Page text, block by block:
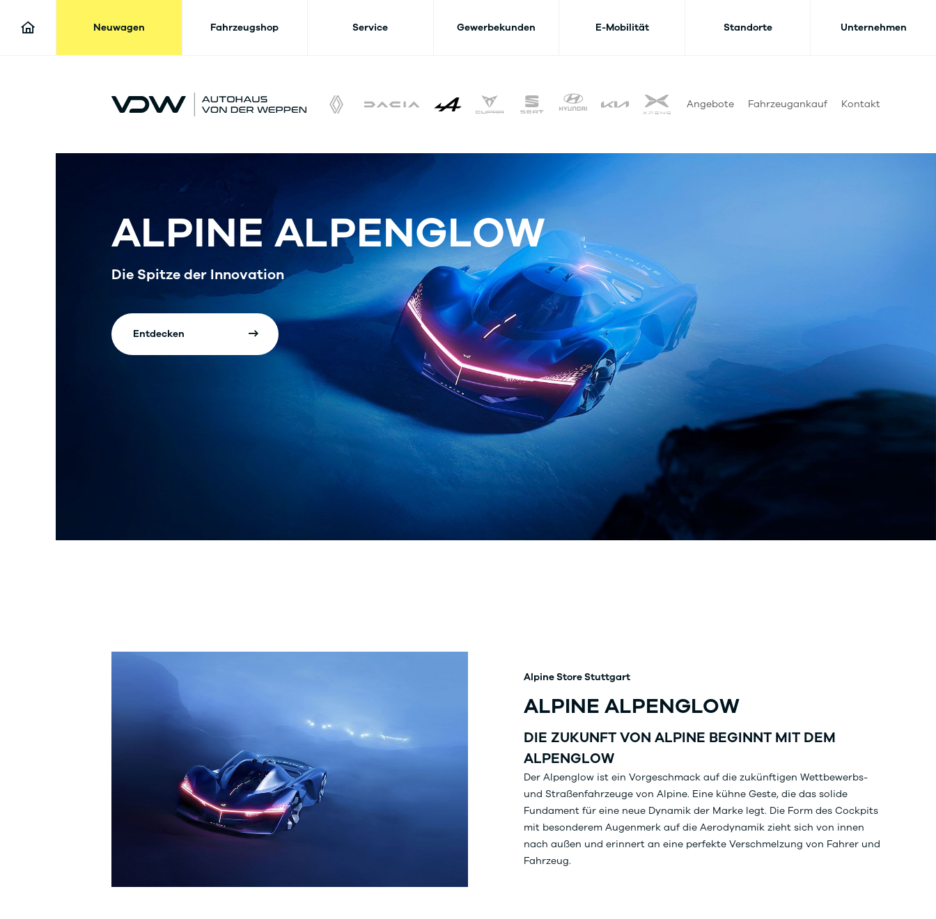
Neuwagen Fahrzeugshop Service Gewerbekunden E-Mobilität Standorte Unternehmen
Angebote Fahrzeugankauf Kontakt
ALPINE ALPENGLOW
Die Spitze der Innovation
Entdecken
Alpine Store Stuttgart
ALPINE ALPENGLOW
DIE ZUKUNFT VON ALPINE BEGINNT MIT DEM
ALPENGLOW
Der Alpenglow ist ein Vorgeschmack auf die zukünftigen Wettbewerbs-
und Straßenfahrzeuge von Alpine. Eine kühne Geste, die das solide
Fundament für eine neue Dynamik der Marke legt. Die Form des Cockpits
mit besonderem Augenmerk auf die Aerodynamik zieht sich von innen
nach außen und erinnert an eine perfekte Verschmelzung von Fahrer und
Fahrzeug.